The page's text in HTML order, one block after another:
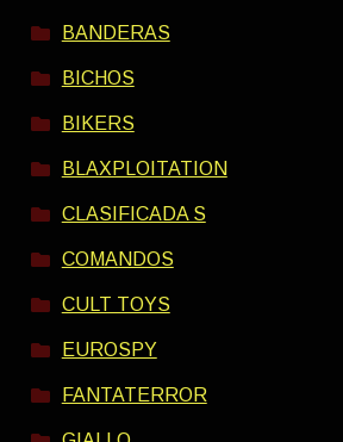
BANDERAS
BICHOS
BIKERS
BLAXPLOITATION
CLASIFICADA S
COMANDOS
CULT TOYS
EUROSPY
FANTATERROR